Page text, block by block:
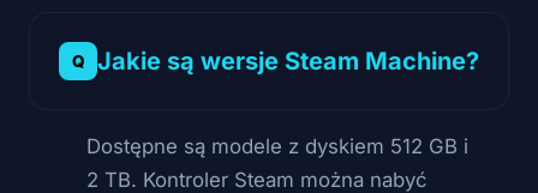
Jakie są wersje Steam Machine?
Dostępne są modele z dyskiem 512 GB i
2 TB. Kontroler Steam można nabyć